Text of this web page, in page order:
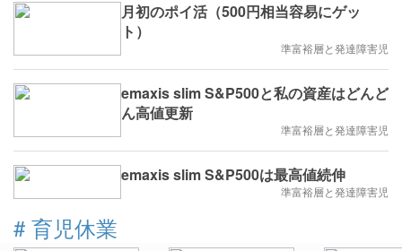
月初のポイ活（500円相当容易にゲッ
ト）
準富裕層と発達障害児
emaxis slim S&P500と私の資産はどんど
ん高値更新
準富裕層と発達障害児
emaxis slim S&P500は最高値続伸
準富裕層と発達障害児
# 育児休業